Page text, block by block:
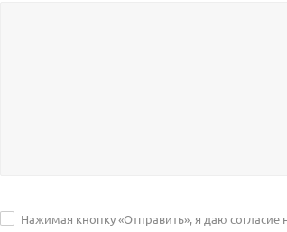
Нажимая кнопку «Отправить», я даю